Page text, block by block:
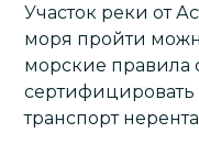
Участок реки от
моря пройти
морские правила
транспорт